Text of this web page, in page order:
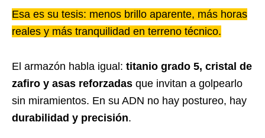
Esa es su tesis: menos brillo aparente, más horas
reales y más tranquilidad en terreno técnico.
El armazón habla igual: titanio grado 5, cristal de
zafiro y asas reforzadas que invitan a golpearlo
sin miramientos. En su ADN no hay postureo, hay
durabilidad y precisión.